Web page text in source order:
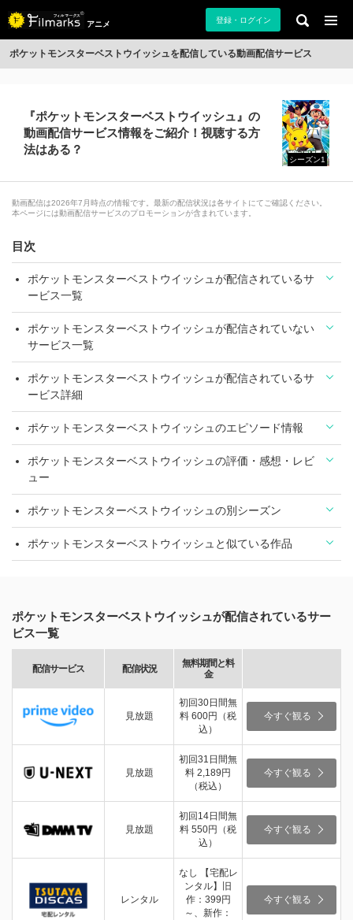
アニメ 登録・ログイン
ポケットモンスターベストウイッシュを配信している動画配信サービス
『ポケットモンスターベストウイッシュ』の
動画配信サービス情報をご紹介！視聴する方
法はある？
シーズン1
動画配信は2026年7月時点の情報です。最新の配信状況は各サイトにてご確認ください。
本ページには動画配信サービスのプロモーションが含まれています。
目次
ポケットモンスターベストウイッシュが配信されているサ
ービス一覧
ポケットモンスターベストウイッシュが配信されていない
サービス一覧
ポケットモンスターベストウイッシュが配信されているサ
ービス詳細
ポケットモンスターベストウイッシュのエピソード情報
ポケットモンスターベストウイッシュの評価・感想・レビ
ュー
ポケットモンスターベストウイッシュの別シーズン
ポケットモンスターベストウイッシュと似ている作品
ポケットモンスターベストウイッシュが配信されているサー
ビス一覧
配信サービス 配信状況
無料期間と料
金
見放題
初回30日間無
料 600円（税
込）
今すぐ観る
見放題
初回31日間無
料 2,189円
（税込）
今すぐ観る
見放題
初回14日間無
料 550円（税
込）
今すぐ観る
レンタル
なし 【宅配レ
ンタル】旧
作：399円
～、新作：
今すぐ観る